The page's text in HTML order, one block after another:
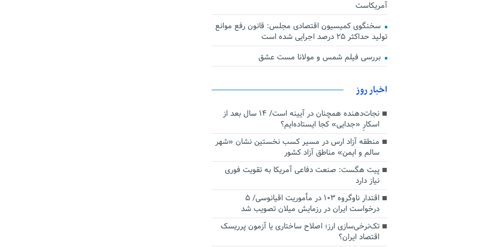
آمریکاست
سخنگوی کمیسیون اقتصادی مجلس: قانون رفع موانع
تولید حداکثر ۲۵ درصد اجرایی شده است
بررسی فیلم شمس و مولانا مست عشق
اخبار روز
نجات‌دهنده‌ همچنان در آیینه است/ ۱۴ سال بعد از
اسکارِ «جدایی» کجا ایستاده‌ایم؟
منطقه آزاد ارس در مسیر کسب نخستین نشان «شهر
سالم و ایمن» مناطق آزاد کشور
پیت هگست: صنعت دفاعی آمریکا به تقویت فوری
نیاز دارد
اقتدار ناوگروه ۱۰۳ در مأموریت‌ اقیانوسی/ ۵
درخواست ایران در رزمایش میلان تصویب شد
تک‌نرخی‌سازی ارز؛ اصلاح ساختاری یا آزمون پرریسک
اقتصاد ایران؟